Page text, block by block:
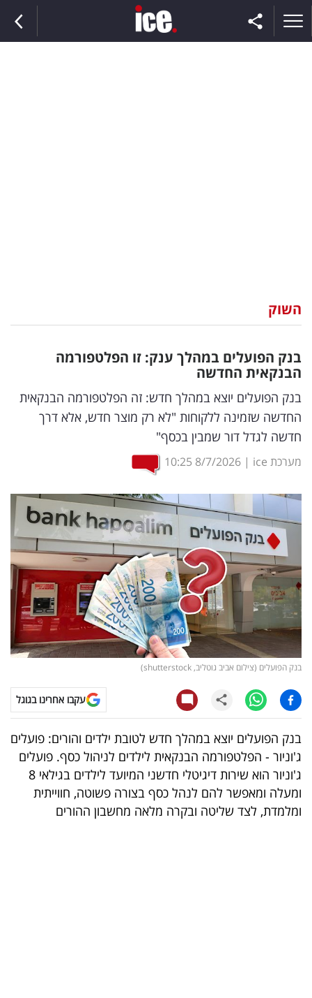
וצרכנות
דיגיטל
וטק
שיווק
ופרסום
מדדים
ומחקרים
דעות
רכילות
עסקית
קריפטו
ויראלי
טלוויזיה
עסקי
ספורט
קריירה
השוק
בנק הפועלים במהלך ענק: זו הפלטפורמה
הבנקאית החדשה
בנק הפועלים יוצא במהלך חדש: זה הפלטפורמה הבנקאית
החדשה שזמינה ללקוחות "לא רק מוצר חדש, אלא דרך
חדשה לגדל דור שמבין בכסף"
מערכת ice |
8/7/2026
10:25
בנק הפועלים (צילום אביב גוטליב, shutterstock)
עקבו אחרינו בגוגל
בנק הפועלים יוצא במהלך חדש לטובת ילדים והורים: פועלים
ג'וניור - הפלטפורמה הבנקאית לילדים לניהול כסף. פועלים
ג'וניור הוא שירות דיגיטלי חדשני המיועד לילדים בגילאי 8
ומעלה ומאפשר להם לנהל כסף בצורה פשוטה, חווייתית
ומלמדת, לצד שליטה ובקרה מלאה מחשבון ההורים